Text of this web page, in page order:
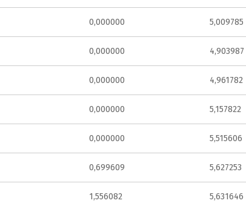
0,000000 5,009785
0,000000 4,903987
0,000000 4,961782
0,000000 5,157822
0,000000 5,515606
0,699609 5,627253
1,556082 5,631646